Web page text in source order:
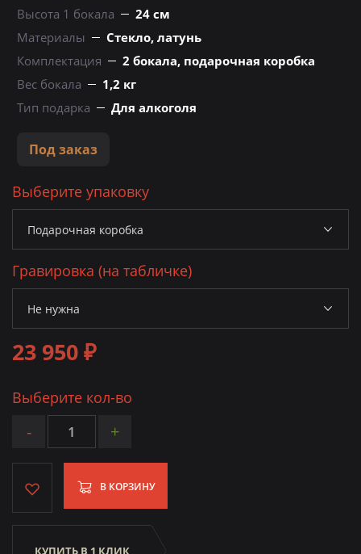
Высота 1 бокала
24 см
Материалы
Стекло, латунь
Комплектация
2 бокала, подарочная коробка
Вес бокала
1,2 кг
Тип подарка
Для алкоголя
Под заказ
Выберите упаковку
Гравировка (на табличке)
23 950 ₽
Выберите кол-во
- +
В КОРЗИНУ
КУПИТЬ В 1 КЛИК